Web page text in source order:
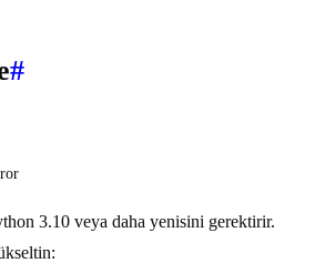
#
3.10 veya daha yenisini gerektirir.